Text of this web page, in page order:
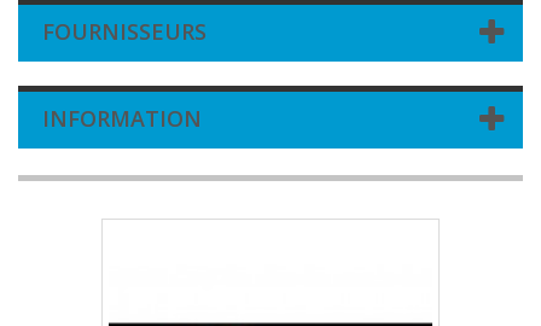
FOURNISSEURS
INFORMATION